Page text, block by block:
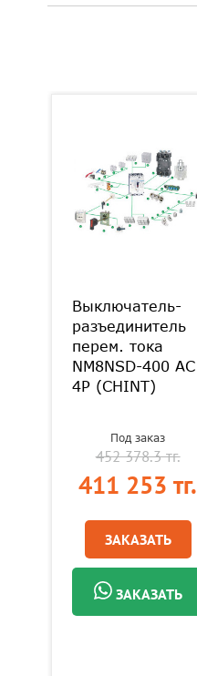
Выключатель-
разъединитель
перем. тока
NM8NSD-400 AC
4P (CHINT)
Под заказ
452 378.3 тг.
411 253 тг.
ЗАКАЗАТЬ
ЗАКАЗАТЬ